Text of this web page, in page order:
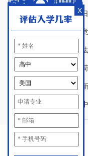
X